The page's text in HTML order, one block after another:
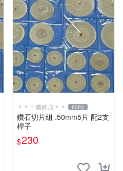
＊＊ㄚ勝的店＊＊ 6063
鑽石切片組 .50mm5片 配2支
桿子
$230